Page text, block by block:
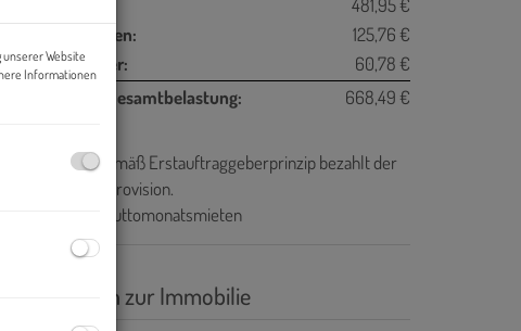
481,95 €
Betriebskosten:
125,76 €
Umsatzsteuer:
60,78 €
monatliche Gesamtbelastung:
668,49 €
Provision: Gemäß Erstauftraggeberprinzip bezahlt der
Abgeber die Provision.
3 Bruttomonatsmieten
Basisdaten zur Immobilie
Website
Informationen